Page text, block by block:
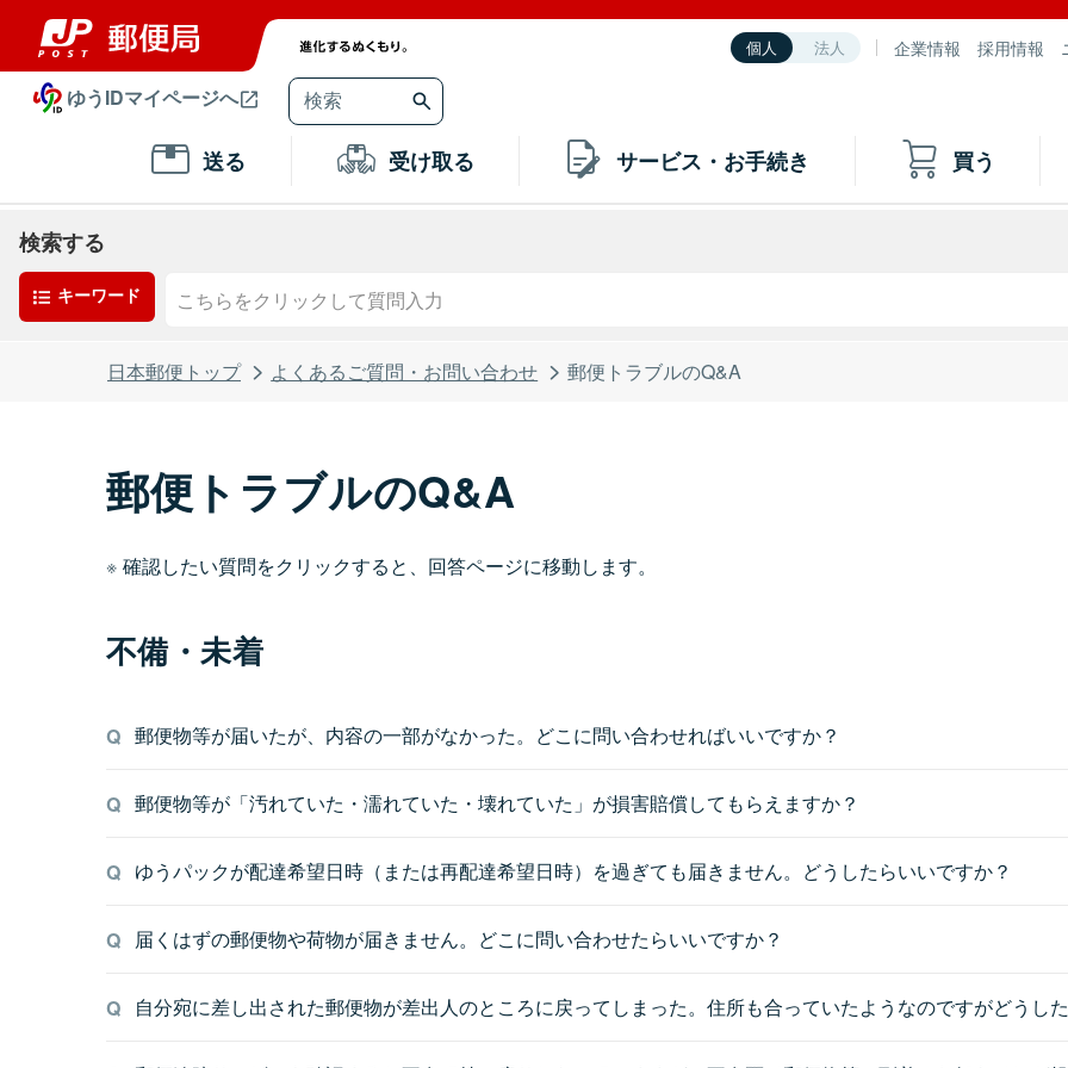
個人 法人 企業情報 採用情報
ゆうIDマイページへ
送る 受け取る サービス・お手続き 買う
検索する
キーワード
日本郵便トップ よくあるご質問・お問い合わせ 郵便トラブルのQ&A
郵便トラブルのQ&A
確認したい質問をクリックすると、回答ページに移動します。
不備・未着
郵便物等が届いたが、内容の一部がなかった。どこに問い合わせればいいですか？
郵便物等が「汚れていた・濡れていた・壊れていた」が損害賠償してもらえますか？
ゆうパックが配達希望日時（または再配達希望日時）を過ぎても届きません。どうしたらいいですか？
届くはずの郵便物や荷物が届きません。どこに問い合わせたらいいですか？
自分宛に差し出された郵便物が差出人のところに戻ってしまった。住所も合っていたようなのですがどうし